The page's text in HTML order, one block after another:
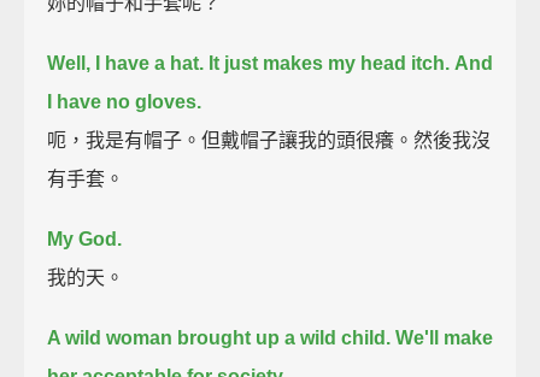
Well, I have a hat. It just makes my head itch. And
I have no gloves.
呃，我是有帽子。但戴帽子讓我的頭很癢。然後我沒
有手套。
My God.
我的天。
A wild woman brought up a wild child. We'll make